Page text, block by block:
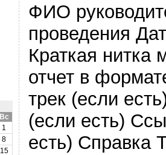
Вс
1
8
15
ФИО
проведения
Краткая
отчет в
трек (если
(если есть)
есть) Справка